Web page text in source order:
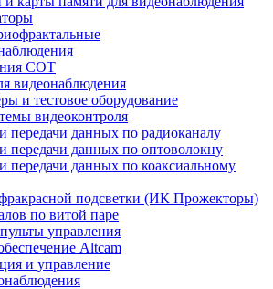
СОТ
видеонаблюдения
и тестовое оборудование
видеоконтроля
передачи данных по радиоканалу
передачи данных по оптоволокну
передачи данных по коаксиальному
подсветки (ИК Прожекторы)
по витой паре
управления
Altcam
и управление